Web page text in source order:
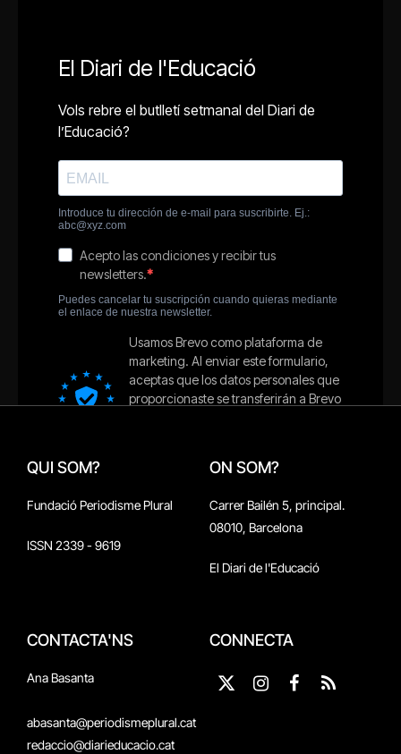
QUI SOM?
Fundació Periodisme Plural
ISSN 2339 - 9619
ON SOM?
Carrer Bailén 5, principal.
08010, Barcelona
El Diari de l'Educació
CONTACTA'NS
Ana Basanta
abasanta@periodismeplural.cat
redaccio@diarieducacio.cat
CONNECTA
X
Instagram
Facebook
RSS